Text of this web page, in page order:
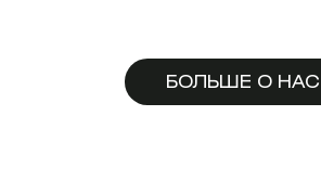
БОЛЬШЕ О НАС